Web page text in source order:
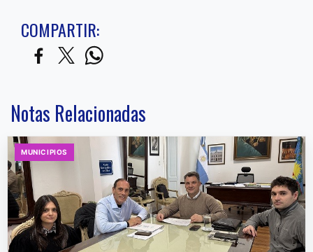
COMPARTIR:
Notas Relacionadas
MUNICIPIOS